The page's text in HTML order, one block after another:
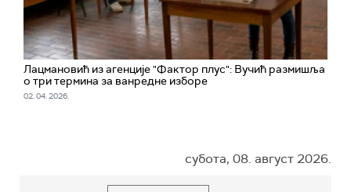
Лацмановић из агенције "Фактор плус": Вучић размишља
о три термина за ванредне изборе
02. 04. 2026.
субота, 08. август 2026.